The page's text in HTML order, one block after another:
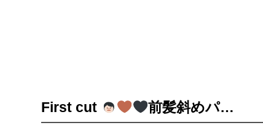
First cut 前髪斜めパ…